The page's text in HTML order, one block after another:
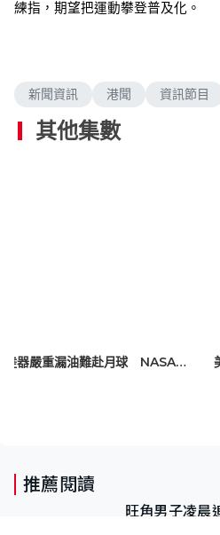
練指，期望把運動攀登普及化。
新聞資訊 港聞 資訊節目
其他集數
美國兩探月任務受阻 著陸器嚴重漏油難赴月球 NASA為改善設備將計劃延期
推薦閱讀
旺角男子凌